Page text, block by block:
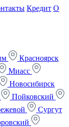
Кредит О
Красноярск
Миасс
Новосибирск
Пойковский
Сургут